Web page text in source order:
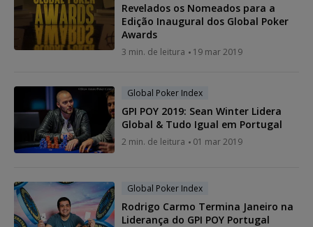
Revelados os Nomeados para a
Edição Inaugural dos Global Poker
Awards
3 min. de leitura 19 mar 2019
Global Poker Index
GPI POY 2019: Sean Winter Lidera
Global & Tudo Igual em Portugal
2 min. de leitura 01 mar 2019
Global Poker Index
Rodrigo Carmo Termina Janeiro na
Liderança do GPI POY Portugal